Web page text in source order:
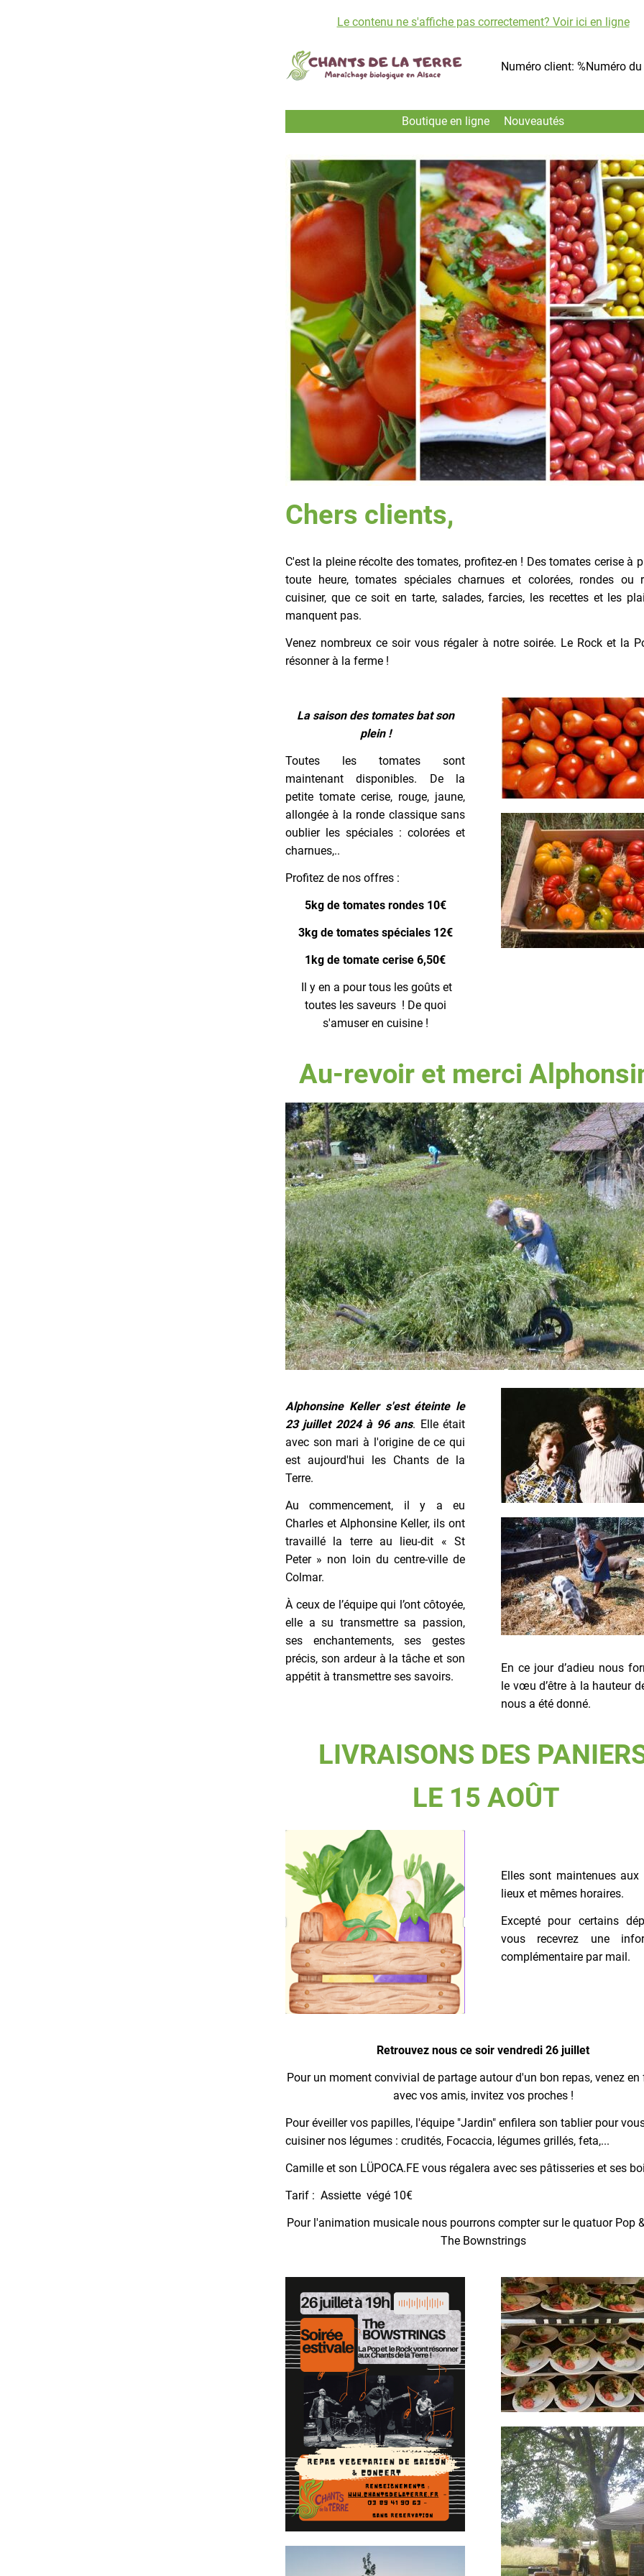
Le contenu ne s'affiche pas correctement? Voir ici en ligne
Numéro client: %Numéro
Boutique en ligne Nouveautés
Chers clients,
C'est la pleine récolte des tomates, profitez-en ! Des tomates cerise à
toute heure, tomates spéciales charnues et colorées, rondes ou
cuisiner, que ce soit en tarte, salades, farcies, les recettes et les
manquent pas.
Venez nombreux ce soir vous régaler à notre soirée. Le Rock et la
résonner à la ferme !
La saison des tomates bat son
plein !
Toutes les tomates sont
maintenant disponibles. De la
petite tomate cerise, rouge, jaune,
allongée à la ronde classique sans
oublier les spéciales : colorées et
charnues,..
Profitez de nos offres :
5kg de tomates rondes 10€
3kg de tomates spéciales 12€
1kg de tomate cerise 6,50€
Il y en a pour tous les goûts et
toutes les saveurs ! De quoi
s'amuser en cuisine !
Au-revoir et merci
Alphonsine Keller s'est éteinte le
23 juillet 2024 à 96 ans. Elle était
avec son mari à l'origine de ce qui
est aujourd'hui les Chants de la
Terre.
Au commencement, il y a eu
Charles et Alphonsine Keller, ils ont
travaillé la terre au lieu-dit « St
Peter » non loin du centre-ville de
Colmar.
À ceux de l’équipe qui l’ont côtoyée,
elle a su transmettre sa passion,
ses enchantements, ses gestes
précis, son ardeur à la tâche et son
appétit à transmettre ses savoirs.
En ce jour d’adieu nous
le vœu d’être à la hauteur
nous a été donné.
LIVRAISONS DES
LE 15 AOÛT
Elles sont maintenues aux
lieux et mêmes horaires.
Excepté pour certains
vous recevrez une
complémentaire par mail.
Retrouvez nous ce soir vendredi 26 juillet
Pour un moment convivial de partage autour d'un bon repas, venez en
avec vos amis, invitez vos proches !
Pour éveiller vos papilles, l'équipe "Jardin" enfilera son tablier pour
cuisiner nos légumes : crudités, Focaccia, légumes grillés, feta,...
Camille et son LÜPOCA.FE vous régalera avec ses pâtisseries et ses
Tarif : Assiette végé 10€
Pour l'animation musicale nous pourrons compter sur le quatuor Pop
The Bownstrings